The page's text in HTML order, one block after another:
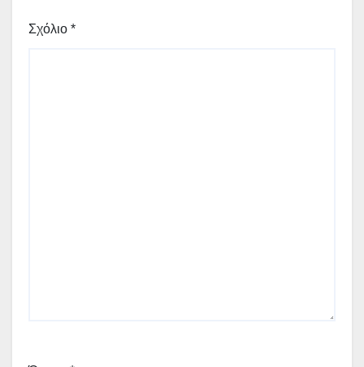
Σχόλιο *